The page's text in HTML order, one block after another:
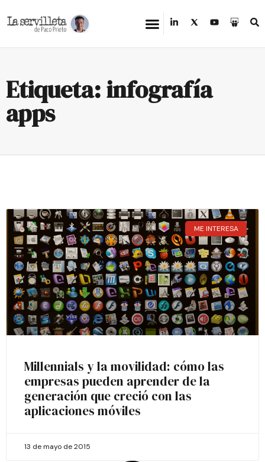
Etiqueta: infografía
apps
ME INTERESA
Millennials y la movilidad: cómo las
empresas pueden aprender de la
generación que creció con las
aplicaciones móviles
13 de mayo de 2015